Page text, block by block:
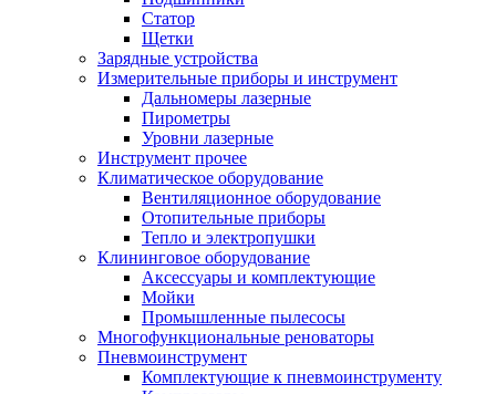
Статор
Щетки
Зарядные устройства
Измерительные приборы и инструмент
Дальномеры лазерные
Пирометры
Уровни лазерные
Инструмент прочее
Климатическое оборудование
Вентиляционное оборудование
Отопительные приборы
Тепло и электропушки
Клининговое оборудование
Аксессуары и комплектующие
Мойки
Промышленные пылесосы
Многофункциональные реноваторы
Пневмоинструмент
Комплектующие к пневмоинструменту